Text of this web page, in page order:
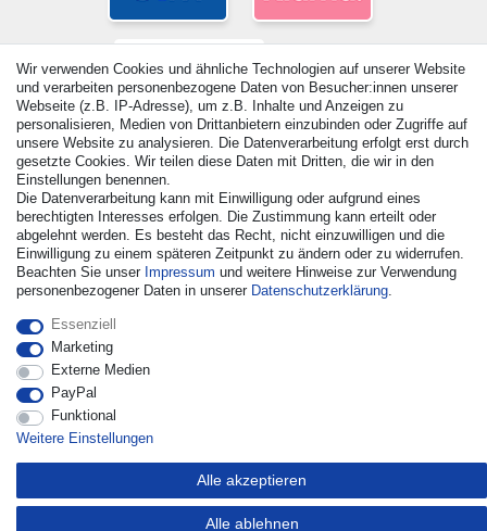
© Copyright 2026 | Alle Rechte vorbehalten. - Alle Rechte
vorbehalten. Preisangaben inkl. gesetzl. 19% MwSt. |
Grundpreise siehe Artikeldetail | *Gilt für Lieferungen nach
Deutschland!
Vertrag widerrufen Kontakt
Wir verwenden Cookies und ähnliche Technologien auf unserer Website
und verarbeiten personenbezogene Daten von Besucher:innen unserer
Webseite (z.B. IP-Adresse), um z.B. Inhalte und Anzeigen zu
personalisieren, Medien von Drittanbietern einzubinden oder Zugriffe auf
unsere Website zu analysieren. Die Datenverarbeitung erfolgt erst durch
gesetzte Cookies. Wir teilen diese Daten mit Dritten, die wir in den
Einstellungen benennen.
Die Datenverarbeitung kann mit Einwilligung oder aufgrund eines
berechtigten Interesses erfolgen. Die Zustimmung kann erteilt oder
abgelehnt werden. Es besteht das Recht, nicht einzuwilligen und die
Einwilligung zu einem späteren Zeitpunkt zu ändern oder zu widerrufen.
Beachten Sie unser Impressum und weitere Hinweise zur Verwendung
personenbezogener Daten in unserer Daten­schutz­erklärung.
Essenziell
Marketing
Externe Medien
PayPal
Funktional
Weitere Einstellungen
Alle akzeptieren
Alle ablehnen